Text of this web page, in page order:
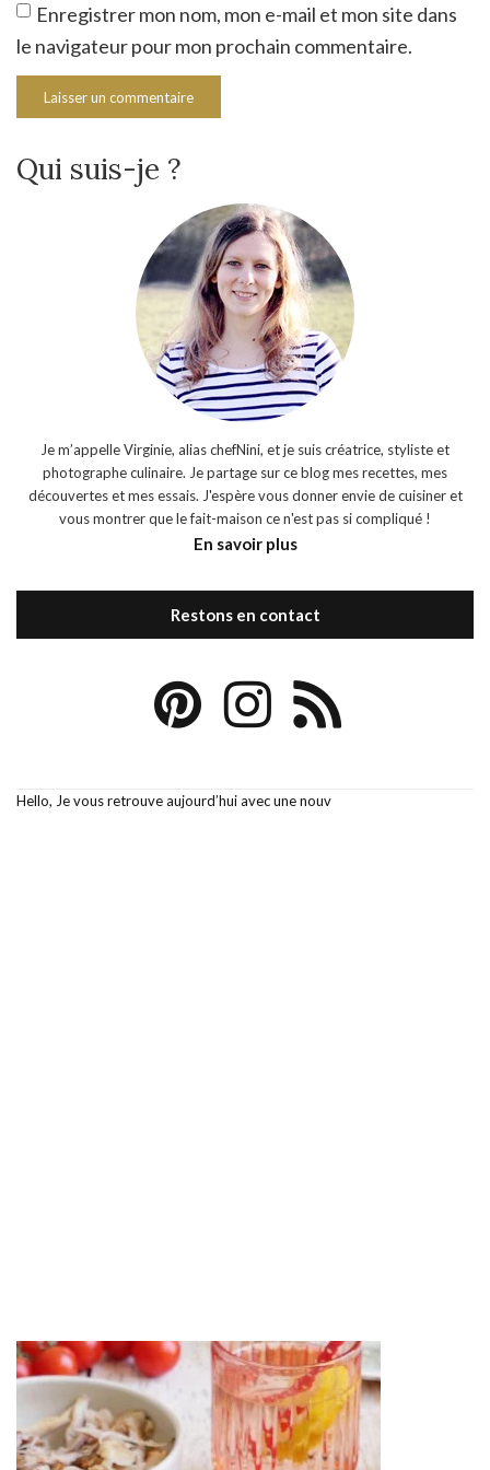
Enregistrer mon nom, mon e-mail et mon site dans
le navigateur pour mon prochain commentaire.
Qui suis-je ?
Je m’appelle Virginie, alias chefNini, et je suis créatrice, styliste et
photographe culinaire. Je partage sur ce blog mes recettes, mes
découvertes et mes essais. J'espère vous donner envie de cuisiner et
vous montrer que le fait-maison ce n'est pas si compliqué !
En savoir plus
Restons en contact
Hello, Je vous retrouve aujourd’hui avec une nouv